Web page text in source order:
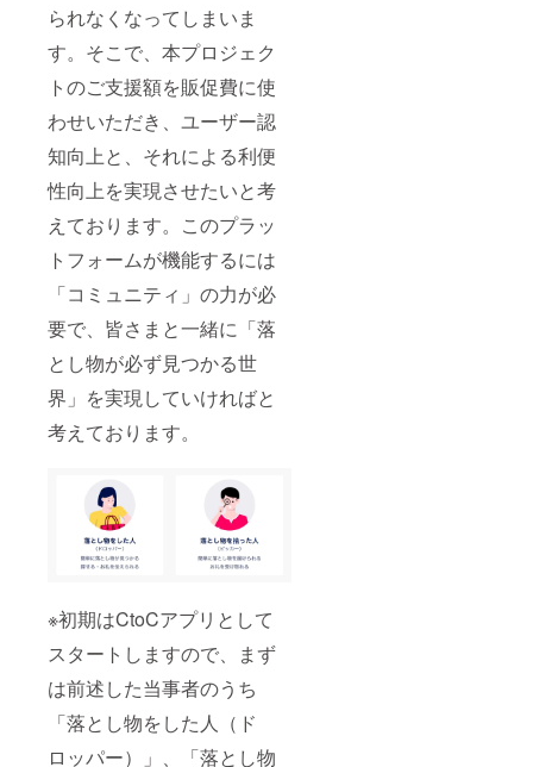
られなくなってしまいま
す。そこで、本プロジェク
トのご支援額を販促費に使
わせいただき、ユーザー認
知向上と、それによる利便
性向上を実現させたいと考
えております。このプラッ
トフォームが機能するには
「コミュニティ」の力が必
要で、皆さまと一緒に「落
とし物が必ず見つかる世
界」を実現していければと
考えております。
※初期はCtoCアプリとして
スタートしますので、まず
は前述した当事者のうち
「落とし物をした人（ド
ロッパー）」、「落とし物